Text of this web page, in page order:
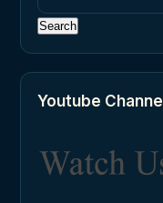
for:
Youtube Channel